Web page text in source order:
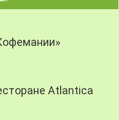
Atlantica